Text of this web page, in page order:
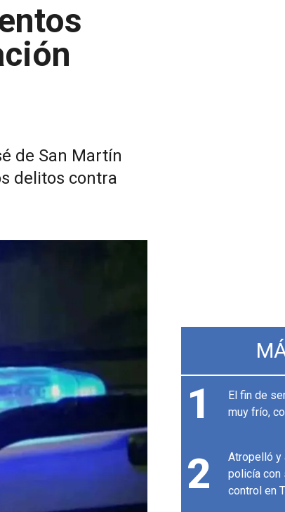
de San Martín
delitos contra
1
El fin de
muy frío,
2
Atropelló y
policía con
control en